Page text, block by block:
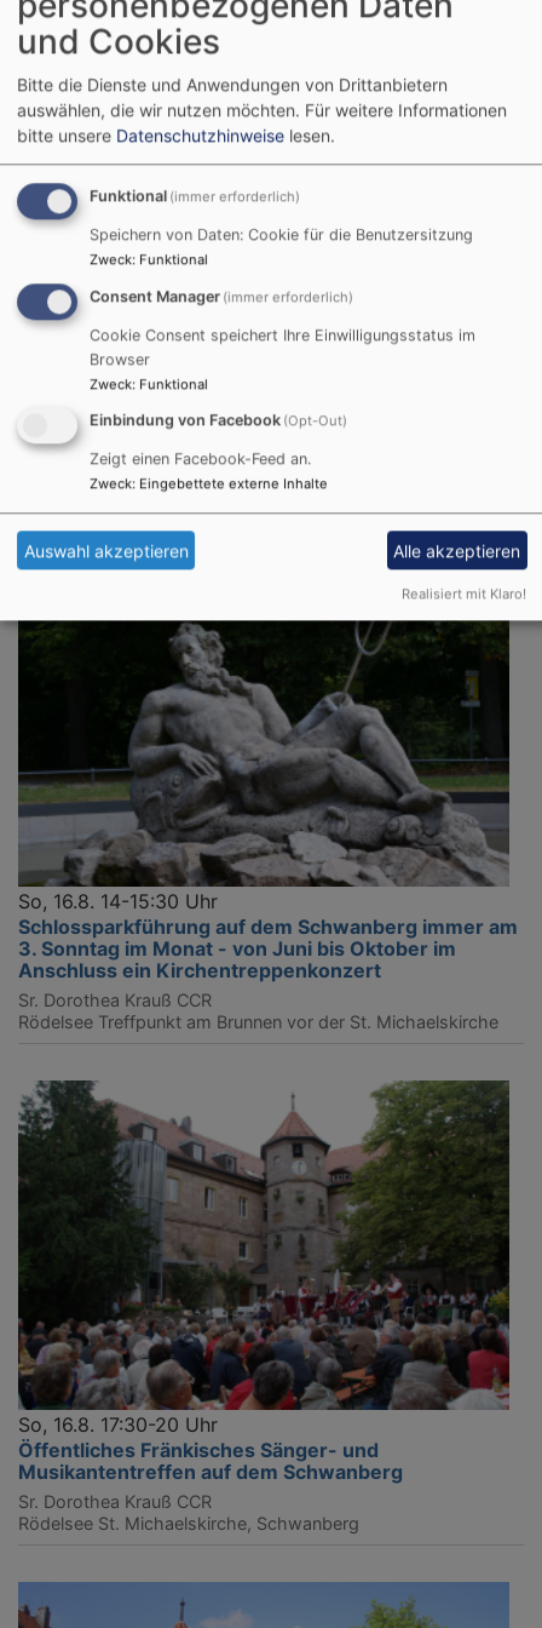
Ring
Rödelsee St. Michaelskirche, Schwanberg
Sa, 8.8. 18-18:30 Uhr
Abendgebet
Ring
Rödelsee
Sa, 8.8. 20-20:30 Uhr
Nachtgebet
Evangelisches Kloster Schwanberg - Communität Casteller
Weitere Gottesdienste
Besondere Veranstaltungen
So, 16.8. 14-15:30 Uhr
Schlossparkführung auf dem Schwanberg immer am
3. Sonntag im Monat - von Juni bis Oktober im
Anschluss ein Kirchentreppenkonzert
Sr. Dorothea Krauß CCR
Rödelsee Treffpunkt am Brunnen vor der St. Michaelskirche
So, 16.8. 17:30-20 Uhr
Öffentliches Fränkisches Sänger- und
Musikantentreffen auf dem Schwanberg
Sr. Dorothea Krauß CCR
Rödelsee St. Michaelskirche, Schwanberg
und Cookies
Bitte die Dienste und Anwendungen von Drittanbietern
auswählen, die wir nutzen möchten. Für weitere Informationen
bitte unsere Datenschutzhinweise lesen.
Funktional (immer erforderlich)
Speichern von Daten: Cookie für die Benutzersitzung
Zweck: Funktional
Consent Manager (immer erforderlich)
Cookie Consent speichert Ihre Einwilligungsstatus im
Browser
Zweck: Funktional
Einbindung von Facebook (Opt-Out)
Zeigt einen Facebook-Feed an.
Zweck: Eingebettete externe Inhalte
Auswahl akzeptieren Alle akzeptieren
Realisiert mit Klaro!